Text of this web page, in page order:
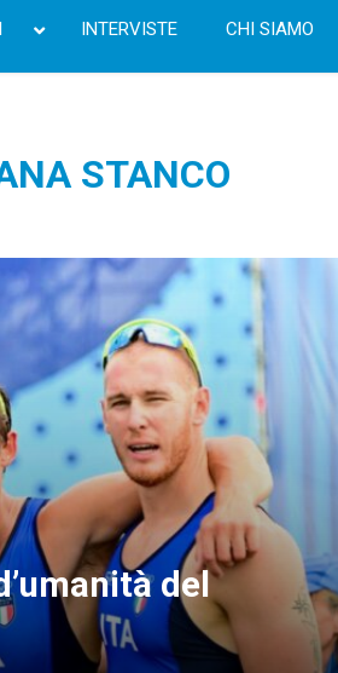
INTERVISTE CHI SIAMO
STANCO
del